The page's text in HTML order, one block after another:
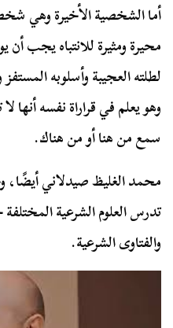
أما الشخصية الأخيرة وهي
محيرة ومثيرة للانتباه يجب
لطلته العجيبة وأسلوبه المستفز
وهو يعلم في قراراة نفسه أنها
سمع من هنا أو من هناك.
محمد الغليظ صيدلاني
تدرس العلوم الشرعية
والفتاوى الشرعية.